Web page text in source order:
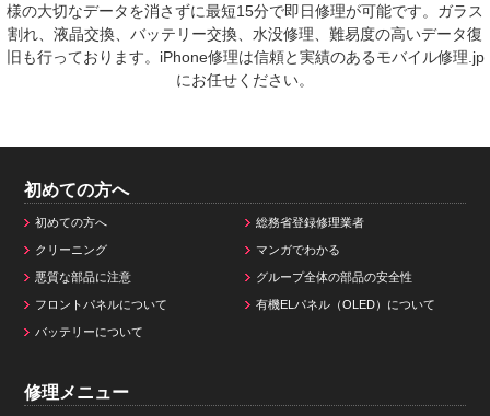
様の大切なデータを消さずに最短15分で即日修理が可能です。ガラス
割れ、液晶交換、バッテリー交換、水没修理、難易度の高いデータ復
旧も行っております。iPhone修理は信頼と実績のあるモバイル修理.jp
にお任せください。
初めての方へ
初めての方へ 総務省登録修理業者
クリーニング マンガでわかる
悪質な部品に注意 グループ全体の部品の安全性
フロントパネルについて 有機ELパネル（OLED）について
バッテリーについて
修理メニュー